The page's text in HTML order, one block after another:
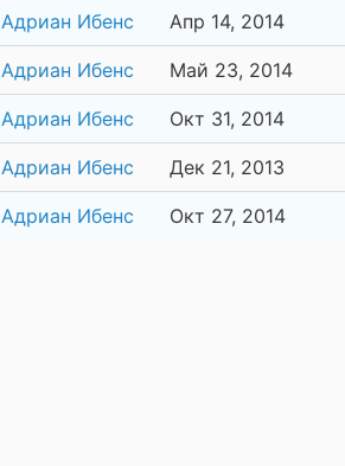
Адриан Ибенс Апр 14, 2014
Адриан Ибенс Май 23, 2014
Адриан Ибенс Окт 31, 2014
Адриан Ибенс Дек 21, 2013
Адриан Ибенс Окт 27, 2014